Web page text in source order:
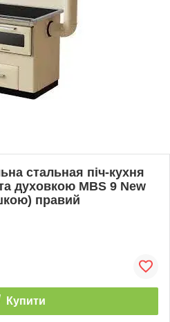
стальная піч-кухня
духовкою MBS 9 New
правий
Купити